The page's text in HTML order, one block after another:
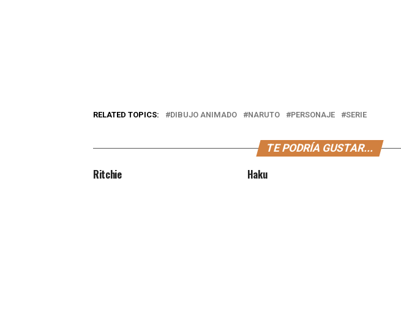
RELATED TOPICS: DIBUJO ANIMADO NARUTO PERSONAJE SERIE
TE PODRÍA GUSTAR...
Ritchie Haku